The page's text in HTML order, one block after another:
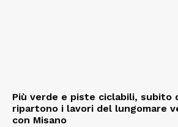
Più verde e piste ciclabili, subito
ripartono i lavori del lungomare
con Misano